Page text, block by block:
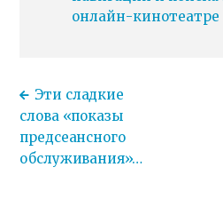
онлайн-кинотеатре
Эти сладкие
слова «показы
предсеансного
обслуживания»…